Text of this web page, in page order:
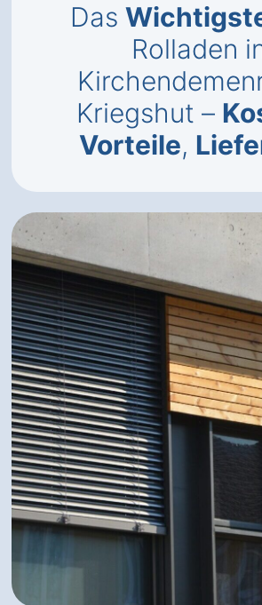
Das
Rolladen
Kriegshut –
Vorteile,